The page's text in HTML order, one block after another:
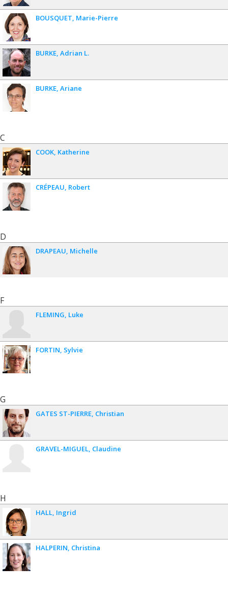
BOUSQUET Marie-Pierre
BURKE Adrian L.
BURKE Ariane
C
COOK Katherine
CRÉPEAU Robert
D
DRAPEAU Michelle
F
FLEMING Luke
FORTIN Sylvie
G
GATES ST-PIERRE Christian
GRAVEL-MIGUEL Claudine
H
HALL Ingrid
HALPERIN Christina